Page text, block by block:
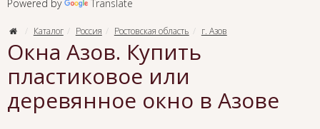
Powered by Translate
Каталог Россия Ростовская область г. Азов
Окна Азов. Купить
пластиковое или
деревянное окно в Азове